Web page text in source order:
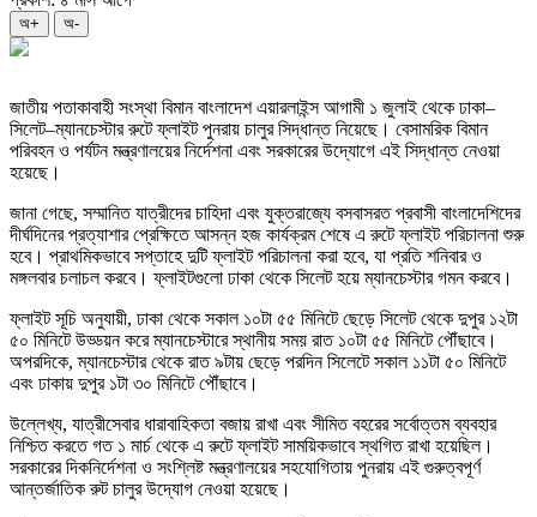
অ+ অ-
জাতীয় পতাকাবাহী সংস্থা বিমান বাংলাদেশ এয়ারলাইন্সআগামী ১ জুলাই থেকে ঢাকা–
সিলেট–ম্যানচেস্টার রুটে ফ্লাইট পুনরায় চালুর সিদ্ধান্ত নিয়েছে। বেসামরিক বিমান
পরিবহন ও পর্যটন মন্ত্রণালয়ের নির্দেশনা এবং সরকারের উদ্যোগে এই সিদ্ধান্ত নেওয়া
হয়েছে।
জানা গেছে, সম্মানিত যাত্রীদের চাহিদা এবং যুক্তরাজ্যে বসবাসরত প্রবাসী বাংলাদেশিদের
দীর্ঘদিনের প্রত্যাশার প্রেক্ষিতে আসন্ন হজ কার্যক্রম শেষে এ রুটে ফ্লাইট পরিচালনা শুরু
হবে। প্রাথমিকভাবে সপ্তাহে দুটি ফ্লাইট পরিচালনা করা হবে, যা প্রতি শনিবার ও
মঙ্গলবার চলাচল করবে। ফ্লাইটগুলো ঢাকা থেকে সিলেটহয়েম্যানচেস্টারগমন করবে।
ফ্লাইট সূচি অনুযায়ী, ঢাকা থেকে সকাল ১০টা ৫৫ মিনিটে ছেড়ে সিলেট থেকে দুপুর ১২টা
৫০ মিনিটে উড্ডয়ন করে ম্যানচেস্টারে স্থানীয় সময় রাত ১০টা ৫৫ মিনিটে পৌঁছাবে।
অপরদিকে, ম্যানচেস্টার থেকে রাত ৯টায় ছেড়ে পরদিন সিলেটে সকাল ১১টা ৫০ মিনিটে
এবং ঢাকায় দুপুর ১টা ৩০ মিনিটে পৌঁছাবে।
উল্লেখ্য, যাত্রীসেবার ধারাবাহিকতা বজায় রাখা এবং সীমিত বহরের সর্বোত্তম ব্যবহার
নিশ্চিত করতে গত ১ মার্চ থেকে এ রুটে ফ্লাইট সাময়িকভাবে স্থগিত রাখা হয়েছিল।
সরকারের দিকনির্দেশনা ও সংশ্লিষ্ট মন্ত্রণালয়ের সহযোগিতায় পুনরায় এই গুরুত্বপূর্ণ
আন্তর্জাতিক রুট চালুর উদ্যোগ নেওয়া হয়েছে।